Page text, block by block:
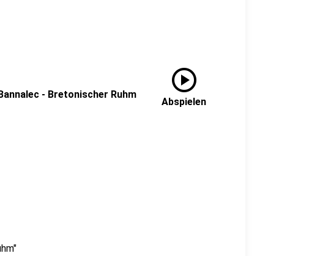
- Bretonischer Ruhm
play_circle
Abspielen